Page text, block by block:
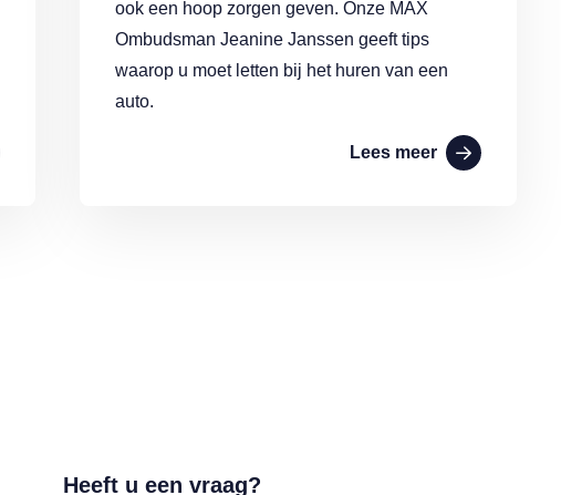
ook een hoop zorgen geven. Onze MAX
Ombudsman Jeanine Janssen geeft tips
waarop u moet letten bij het huren van een
auto.
Lees meer
Heeft u een vraag?